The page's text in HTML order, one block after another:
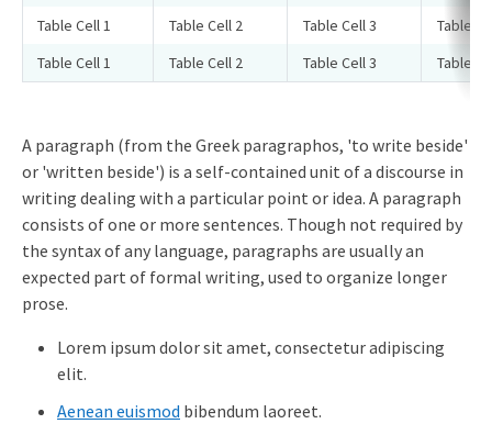
Table Cell 1
Table Cell 2 Table Cell 3
Table
Table Cell 1
Table Cell 2 Table Cell 3 Table
A paragraph (from the Greek paragraphos, 'to write beside'
or 'written beside') is a self-contained unit of a discourse in
writing dealing with a particular point or idea. A paragraph
consists of one or more sentences. Though not required by
the syntax of any language, paragraphs are usually an
expected part of formal writing, used to organize longer
prose.
Lorem ipsum dolor sit amet, consectetur adipiscing
elit.
Aenean euismod bibendum laoreet.